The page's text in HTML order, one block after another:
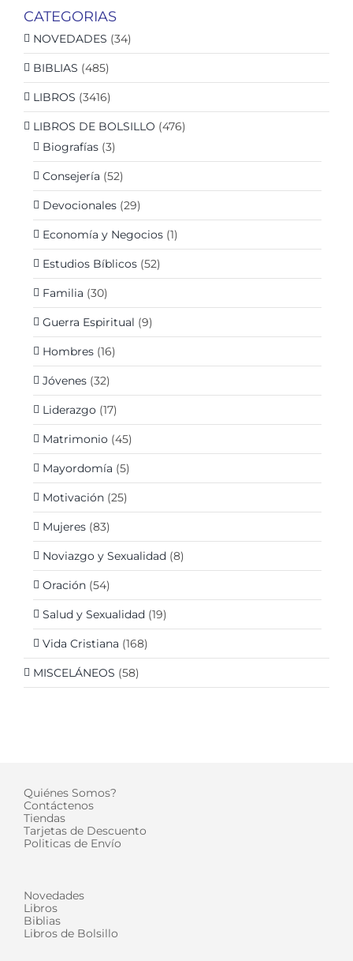
CATEGORIAS
NOVEDADES (34)
BIBLIAS (485)
LIBROS (3416)
LIBROS DE BOLSILLO (476)
Biografías (3)
Consejería (52)
Devocionales (29)
Economía y Negocios (1)
Estudios Bíblicos (52)
Familia (30)
Guerra Espiritual (9)
Hombres (16)
Jóvenes (32)
Liderazgo (17)
Matrimonio (45)
Mayordomía (5)
Motivación (25)
Mujeres (83)
Noviazgo y Sexualidad (8)
Oración (54)
Salud y Sexualidad (19)
Vida Cristiana (168)
MISCELÁNEOS (58)
Quiénes Somos?
Contáctenos
Tiendas
Tarjetas de Descuento
Politicas de Envío
Novedades
Libros
Biblias
Libros de Bolsillo